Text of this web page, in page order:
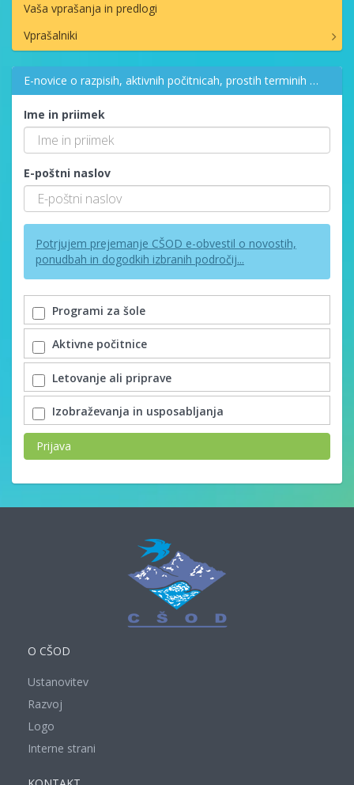
Vaša vprašanja in predlogi
Vprašalniki
E-novice o razpisih, aktivnih počitnicah, prostih terminih …
Ime in priimek
E-poštni naslov
Potrjujem prejemanje CŠOD e-obvestil o novostih,
ponudbah in dogodkih izbranih področij...
Programi za šole
Aktivne počitnice
Letovanje ali priprave
Izobraževanja in usposabljanja
Prijava
O CŠOD
Ustanovitev
Razvoj
Logo
Interne strani